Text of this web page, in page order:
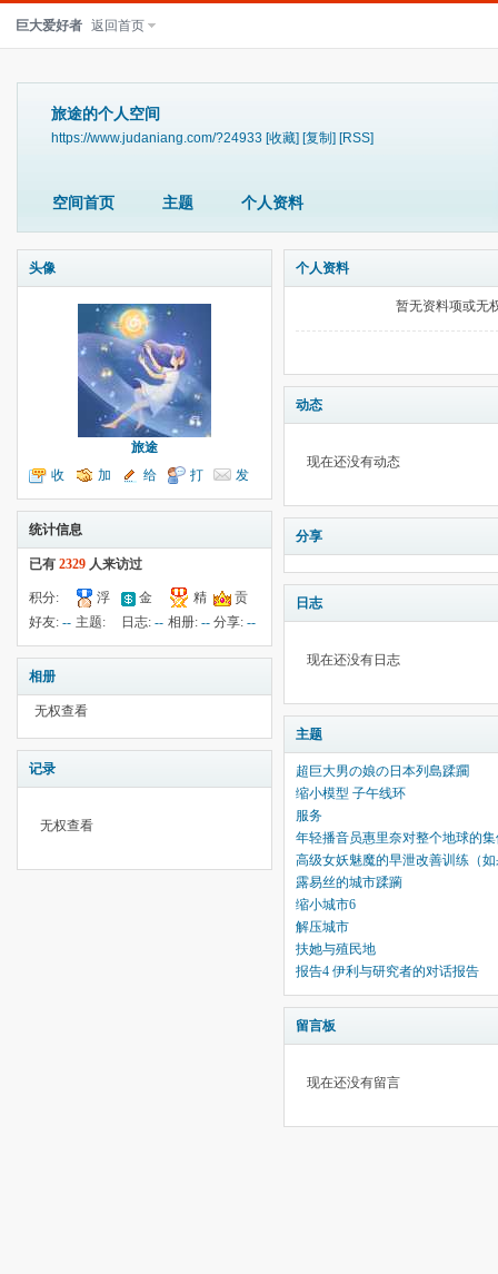
巨大爱好者 返回首页
旅途的个人空间
https://www.judaniang.com/?24933 [收藏] [复制] [RSS]
空间首页 主题 个人资料
头像
旅途
收
听TA
加
为好友
给
我留言
打
个招呼
发
送消息
统计信息
已有 2329 人来访过
积分:
-66
浮
云:
金
钱:22
精
华:--
贡
献:--
好友: -- 主题:
34
日志:-- 相册: -- 分享:--
相册
无权查看
记录
无权查看
个人资料
暂无资料项或无
动态
现在还没有动态
分享
日志
现在还没有日志
主题
超巨大男の娘の日本列島蹂躙
缩小模型 子午线环
服务
年轻播音员惠里奈对整个地球的
高级女妖魅魔的早泄改善训练（
露易丝的城市蹂躏
缩小城市6
解压城市
扶她与殖民地
报告4 伊利与研究者的对话报告
留言板
现在还没有留言